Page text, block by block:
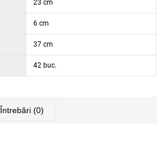
23 cm
6 cm
37 cm
42 buc.
Întrebări (0)